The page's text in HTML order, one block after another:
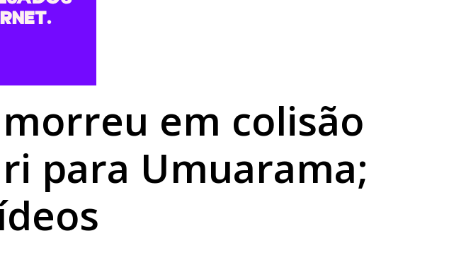
Goio, que começa nesta sexta
em colisão
para Umuarama;